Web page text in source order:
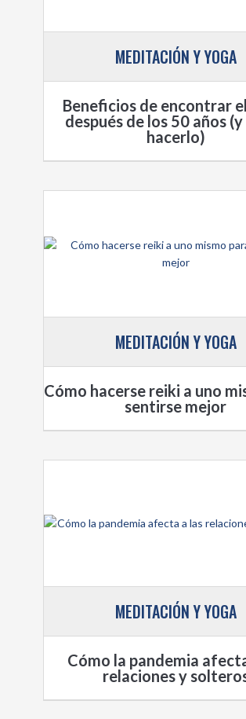
MEDITACIÓN Y YOGA
Beneficios de encontrar
después de los 50 años
hacerlo)
MEDITACIÓN Y YOGA
Cómo hacerse reiki a uno
sentirse mejor
MEDITACIÓN Y YOGA
Cómo la pandemia
relaciones y